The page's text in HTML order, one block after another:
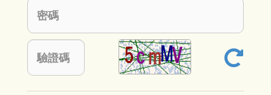
密碼
驗證碼